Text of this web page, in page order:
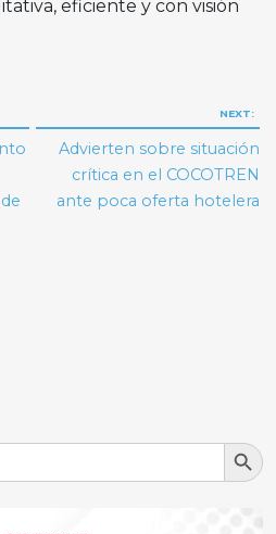
eficiente y con visión
NEXT:
Advierten sobre situación
crítica en el COCOTREN
ante poca oferta hotelera
Search